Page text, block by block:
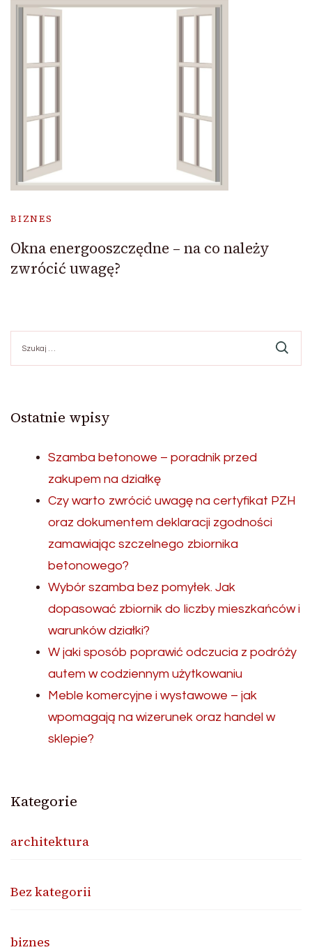
BIZNES
Okna energooszczędne – na co należy
zwrócić uwagę?
Ostatnie wpisy
Szamba betonowe – poradnik przed
zakupem na działkę
Czy warto zwrócić uwagę na certyfikat PZH
oraz dokumentem deklaracji zgodności
zamawiając szczelnego zbiornika
betonowego?
Wybór szamba bez pomyłek. Jak
dopasować zbiornik do liczby mieszkańców i
warunków działki?
W jaki sposób poprawić odczucia z podróży
autem w codziennym użytkowaniu
Meble komercyjne i wystawowe – jak
wpomagają na wizerunek oraz handel w
sklepie?
Kategorie
architektura
Bez kategorii
biznes